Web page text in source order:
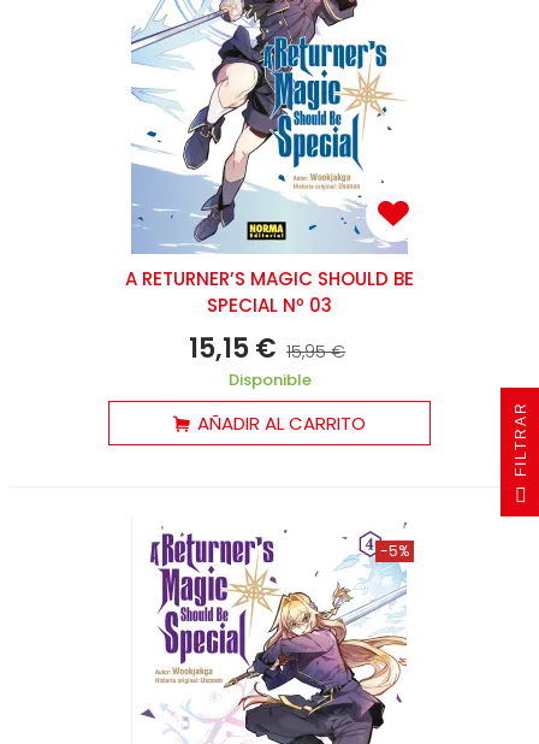
A RETURNER’S MAGIC SHOULD BE
SPECIAL Nº 03
15,15 € 15,95 €
Disponible
AÑADIR AL CARRITO
-5%
R